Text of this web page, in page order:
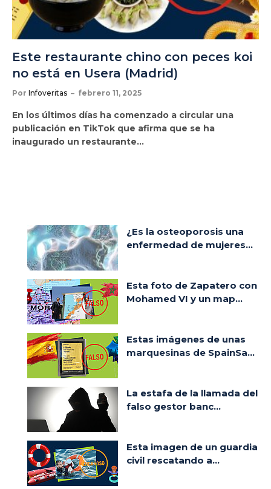
Este restaurante chino con peces koi
no está en Usera (Madrid)
Por Infoveritas febrero 11, 2025
En los últimos días ha comenzado a circular una
publicación en TikTok que afirma que se ha
inaugurado un restaurante…
¿Es la osteoporosis una
enfermedad de mujeres...
Esta foto de Zapatero con
Mohamed VI y un map...
Estas imágenes de unas
marquesinas de SpainSa...
La estafa de la llamada del
falso gestor banc...
Esta imagen de un guardia
civil rescatando a...